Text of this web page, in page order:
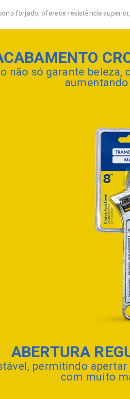
forjado, oferece resistência
não só garante
ABERTURA
permitindo
com muito